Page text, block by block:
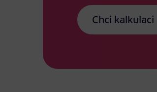
Chci kalkulaci